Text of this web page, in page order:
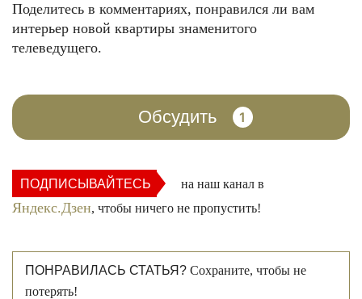
ФОТО: instagram.com
Поделитесь в комментариях, понравился ли вам
интерьер новой квартиры знаменитого
телеведущего.
Обсудить 1
ПОДПИСЫВАЙТЕСЬ на наш канал в
Яндекс.Дзен, чтобы ничего не пропустить!
ПОНРАВИЛАСЬ СТАТЬЯ? Сохраните, чтобы не
потерять!